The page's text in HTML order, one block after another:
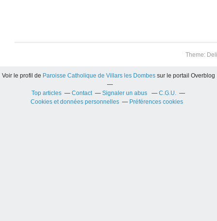
Theme:
Voir le profil de Paroisse Catholique de Villars les Dombes sur le portail Overblog
Top articles Contact Signaler un abus
C.G.U.
Cookies et données personnelles
Préférences cookies